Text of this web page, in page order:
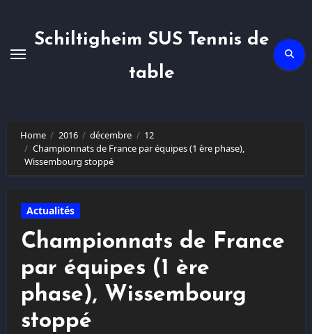
Schiltigheim SUS Tennis de
table
Home 2016 décembre
12
Championnats de France par équipes (1 ère phase),
Wissembourg stoppé
Actualités
Championnats de France
par équipes (1 ère
phase), Wissembourg
stoppé